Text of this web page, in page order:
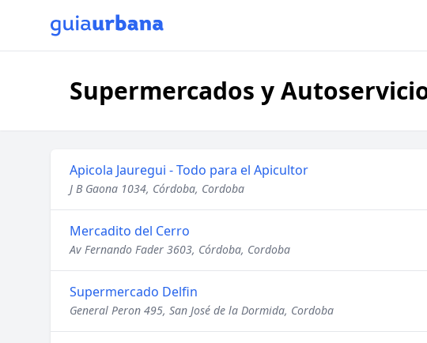
Supermercados y
Apicola Jauregui - Todo para el Apicultor
J B Gaona 1034, Córdoba, Cordoba
Mercadito del Cerro
Av Fernando Fader 3603, Córdoba, Cordoba
Supermercado Delfin
General Peron 495, San José de la Dormida, Cordoba